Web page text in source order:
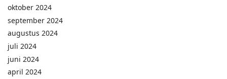
oktober 2024
september 2024
augustus 2024
juli 2024
juni 2024
april 2024